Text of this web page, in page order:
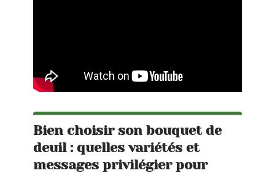
Bien choisir son bouquet de
deuil : quelles variétés et
messages privilégier pour